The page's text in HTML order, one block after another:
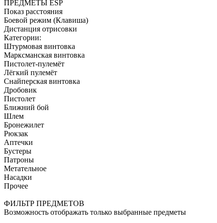
ПРЕДМЕТЫ ESP
Показ расстояния
Боевой режим (Клавиша)
Дистанция отрисовки
Категории:
Штурмовая винтовка
Марксманская винтовка
Пистолет-пулемёт
Лёгкий пулемёт
Снайперская винтовка
Дробовик
Пистолет
Ближний бой
Шлем
Бронежилет
Рюкзак
Аптечки
Бустеры
Патроны
Метательное
Насадки
Прочее
ФИЛЬТР ПРЕДМЕТОВ
Возможность отображать только выбранные предметы